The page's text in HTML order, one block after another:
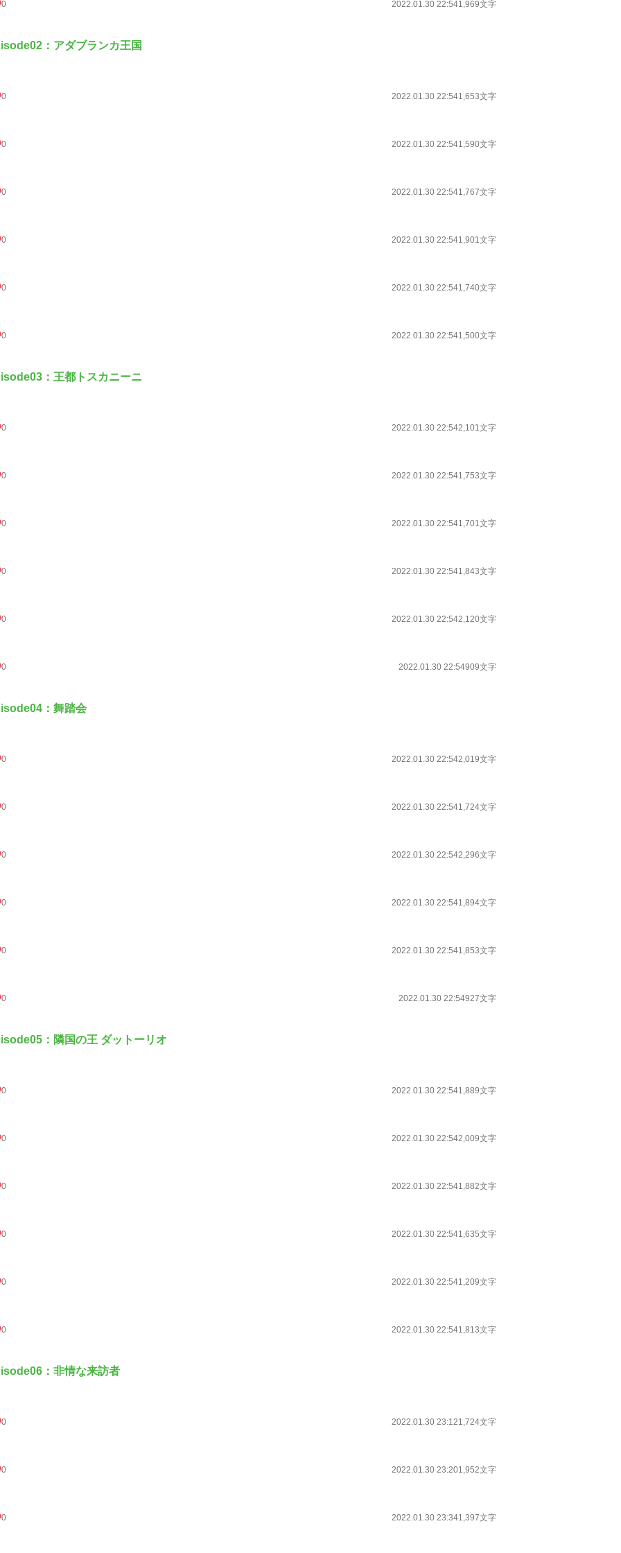
0 2022.01.30 22:541,969文字
：アダブランカ王国
0 2022.01.30 22:541,653文字
0 2022.01.30 22:541,590文字
0 2022.01.30 22:541,767文字
0 2022.01.30 22:541,901文字
0 2022.01.30 22:541,740文字
0 2022.01.30 22:541,500文字
：王都トスカニーニ
0 2022.01.30 22:542,101文字
0 2022.01.30 22:541,753文字
0 2022.01.30 22:541,701文字
0 2022.01.30 22:541,843文字
0 2022.01.30 22:542,120文字
0 2022.01.30 22:54909文字
：舞踏会
0 2022.01.30 22:542,019文字
0 2022.01.30 22:541,724文字
0 2022.01.30 22:542,296文字
0 2022.01.30 22:541,894文字
0 2022.01.30 22:541,853文字
0 2022.01.30 22:54927文字
：隣国の王 ダットーリオ
0 2022.01.30 22:541,889文字
0 2022.01.30 22:542,009文字
0 2022.01.30 22:541,882文字
0 2022.01.30 22:541,635文字
0 2022.01.30 22:541,209文字
0 2022.01.30 22:541,813文字
：非情な来訪者
0 2022.01.30 23:121,724文字
0 2022.01.30 23:201,952文字
0 2022.01.30 23:341,397文字